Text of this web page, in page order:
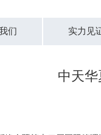
们 实力见
中天